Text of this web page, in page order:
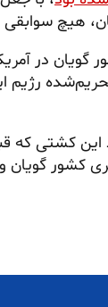
هیچ سوابقی
در
رژیم
این کشتی
کشور گویان